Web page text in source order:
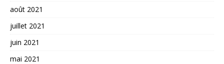
août 2021
juillet 2021
juin 2021
mai 2021